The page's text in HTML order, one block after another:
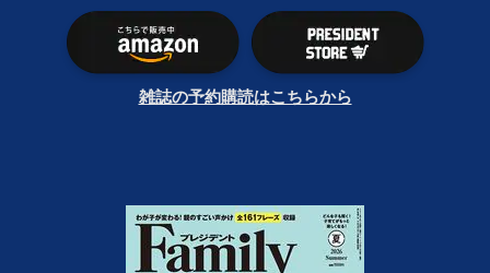
雑誌の予約購読はこちらから